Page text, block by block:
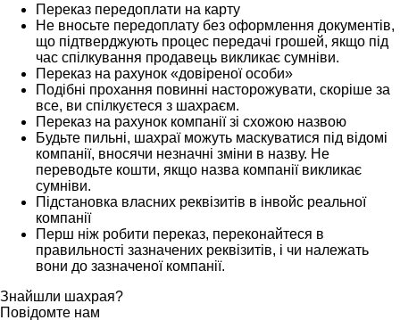
Переказ передоплати на карту
Не вносьте передоплату без оформлення документів,
що підтверджують процес передачі грошей, якщо під
час спілкування продавець викликає сумніви.
Переказ на рахунок «довіреної особи»
Подібні прохання повинні насторожувати, скоріше за
все, ви спілкуєтеся з шахраєм.
Переказ на рахунок компанії зі схожою назвою
Будьте пильні, шахраї можуть маскуватися під відомі
компанії, вносячи незначні зміни в назву. Не
переводьте кошти, якщо назва компанії викликає
сумніви.
Підстановка власних реквізитів в інвойс реальної
компанії
Перш ніж робити переказ, переконайтеся в
правильності зазначених реквізитів, і чи належать
вони до зазначеної компанії.
Знайшли шахрая?
Повідомте нам